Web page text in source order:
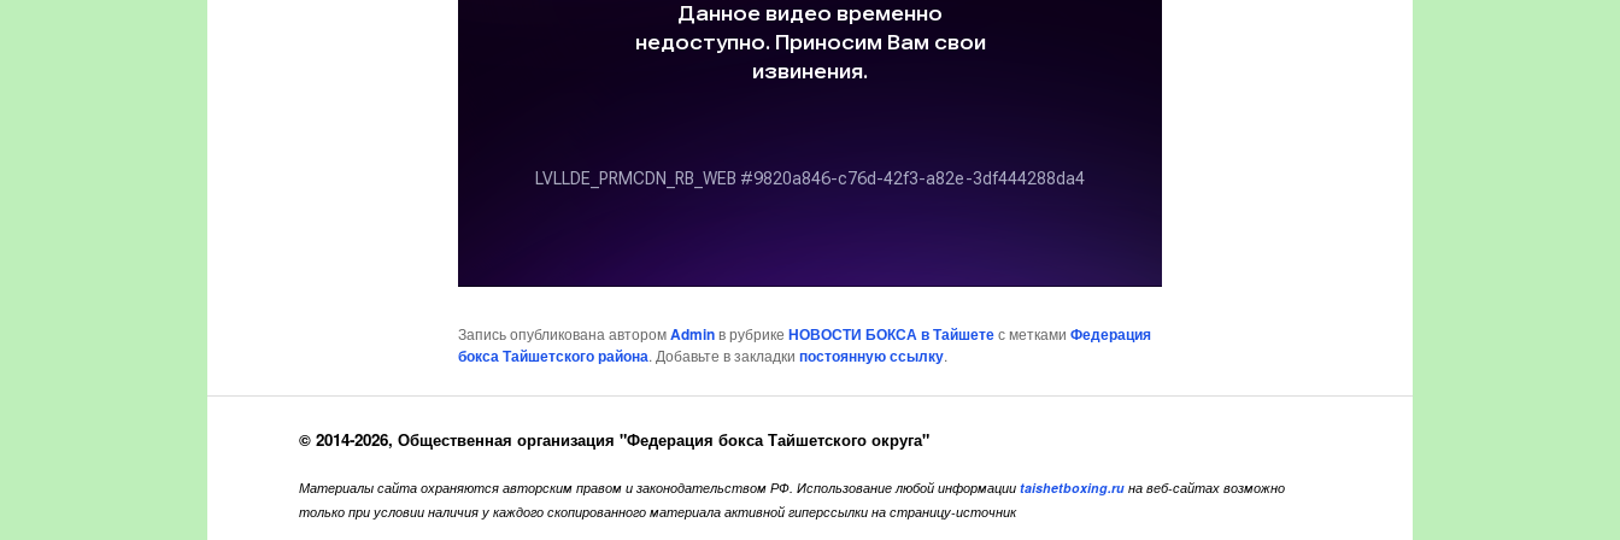
Запись опубликована авторомAdminв рубрике НОВОСТИ БОКСА в Тайшетес метками Федерация
бокса Тайшетского района. Добавьте в закладки постоянную ссылку.
© 2014-2026, Общественная организация "Федерация бокса Тайшетского округа"
Материалы сайта охраняются авторским правом и законодательством РФ. Использование любой информации taishetboxing.ru на веб-сайтах возможно
только при условии наличия у каждого скопированного материала активной гиперссылки на страницу-источник